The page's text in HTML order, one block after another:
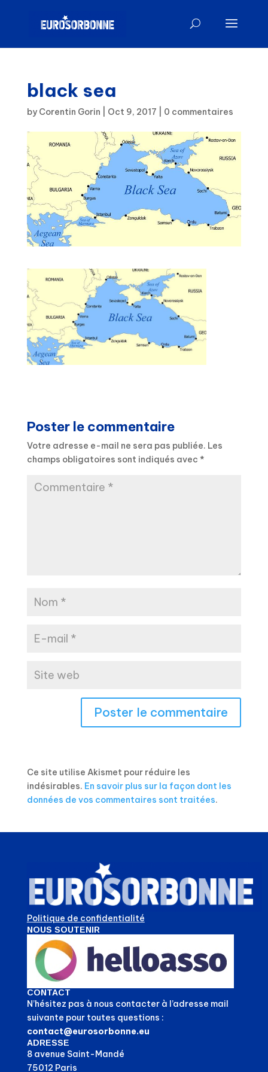
black sea
by Corentin Gorin Oct 9, 2017 0 commentaires
Poster le commentaire
Votre adresse e-mail ne sera pas publiée. Les
champs obligatoires sont indiqués avec *
Ce site utilise Akismet pour réduire les
indésirables. En savoir plus sur la façon dont les
données de vos commentaires sont traitées.
Politique de confidentialité
NOUS SOUTENIR
CONTACT
N’hésitez pas à nous contacter à l’adresse mail
suivante pour toutes questions :
contact@eurosorbonne.eu
ADRESSE
8 avenue Saint-Mandé
75012 Paris